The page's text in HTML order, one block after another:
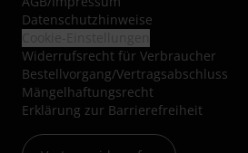
Datenschutzhinweise
Widerrufsrecht für Verbraucher
Bestellvorgang/Vertragsabschluss
Mängelhaftungsrecht
Erklärung zur Barrierefreiheit